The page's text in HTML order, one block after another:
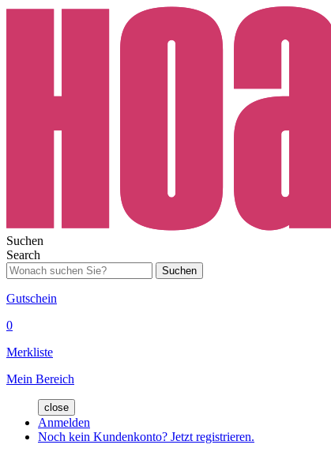
Suchen
Search
Suchen
Gutschein
0
Merkliste
Mein Bereich
close
Anmelden
Noch kein Kundenkonto? Jetzt registrieren.